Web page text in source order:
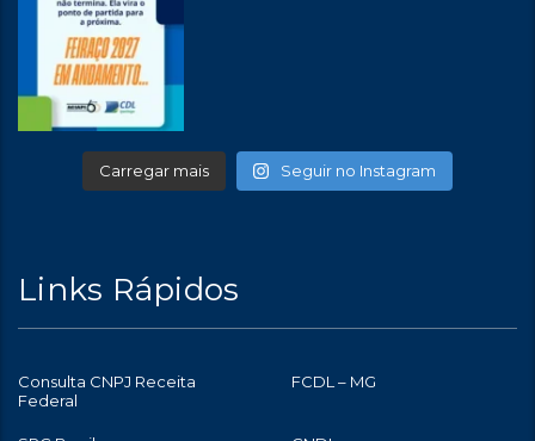
Carregar mais Seguir no Instagram
Links Rápidos
Consulta CNPJ Receita
Federal
FCDL – MG